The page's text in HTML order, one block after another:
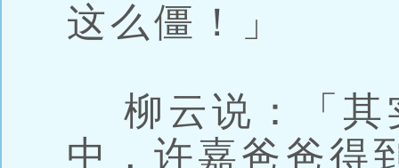
这么僵！」
柳云说：「其
中，许嘉爸爸得